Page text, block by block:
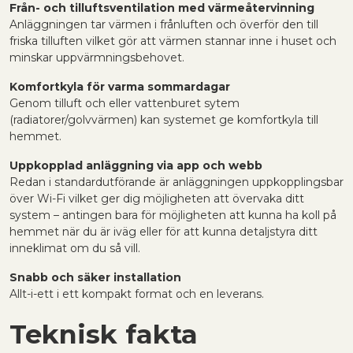
Från- och tilluftsventilation med värmeåtervinning
Anläggningen tar värmen i frånluften och överför den till
friska tilluften vilket gör att värmen stannar inne i huset och
minskar uppvärmningsbehovet.
Komfortkyla för varma sommardagar
Genom tilluft och eller vattenburet sytem
(radiatorer/golvvärmen) kan systemet ge komfortkyla till
hemmet.
Uppkopplad anläggning via app och webb
Redan i standardutförande är anläggningen uppkopplingsbar
över Wi-Fi vilket ger dig möjligheten att övervaka ditt
system – antingen bara för möjligheten att kunna ha koll på
hemmet när du är iväg eller för att kunna detaljstyra ditt
inneklimat om du så vill.
Snabb och säker installation
Allt-i-ett i ett kompakt format och en leverans.
Teknisk fakta